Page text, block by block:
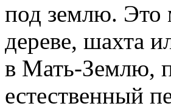
под землю. Это
дереве, шахта
в Мать-Землю,
естественный